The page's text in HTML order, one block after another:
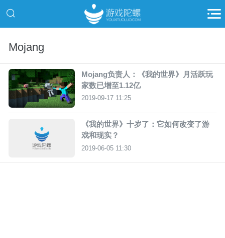
Mojang
Mojang负责人：《我的世界》月活跃玩
家数已增至1.12亿
2019-09-17 11:25
《我的世界》十岁了：它如何改变了游
戏和现实？
2019-06-05 11:30